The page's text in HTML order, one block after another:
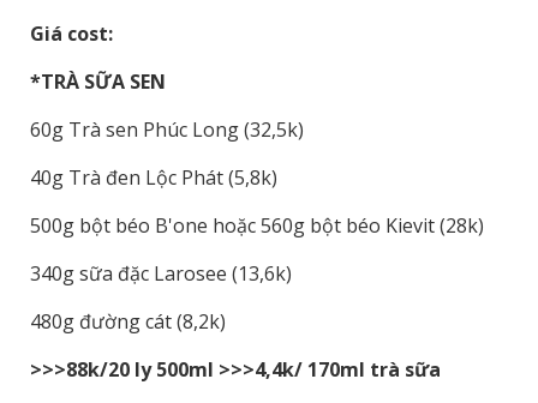
Giá cost:
*TRÀ SỮA SEN
60g Trà sen Phúc Long (32,5k)
40g Trà đen Lộc Phát (5,8k)
500g bột béo B'one hoặc 560g bột béo Kievit (28k)
340g sữa đặc Larosee (13,6k)
480g đường cát (8,2k)
>>>88k/20 ly 500ml >>>4,4k/ 170ml trà sữa